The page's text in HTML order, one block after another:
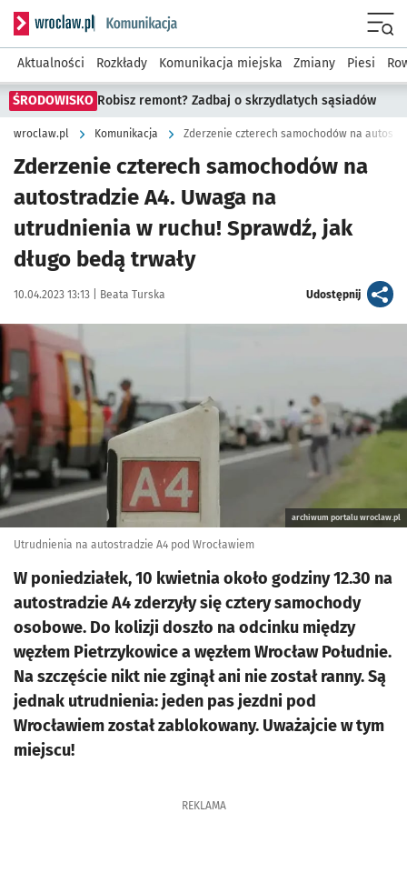
Serwis informacyjny wroclaw.pl podserwis: Komunikacja
Aktualności Rozkłady Komunikacja miejska Zmiany Piesi
ŚRODOWISKO Robisz remont? Zadbaj o skrzydlatych sąsiadów
wroclaw.pl Komunikacja
Zderzenie czterech samochodów na
autostradzie A4. Uwaga na
utrudnienia w ruchu! Sprawdź, jak
długo bedą trwały
Data publikacji:
10.04.2023 13:13 | Autor:
Beata Turska Udostępnijartykuł
Kliknij, aby powiększyć
archiwum portalu wroclaw.pl
Utrudnienia na autostradzie A4 pod Wrocławiem
W poniedziałek, 10 kwietnia około godziny 12.30 na
autostradzie A4 zderzyły się cztery samochody
osobowe. Do kolizji doszło na odcinku między
węzłem Pietrzykowice a węzłem Wrocław Południe.
Na szczęście nikt nie zginął ani nie został ranny. Są
jednak utrudnienia: jeden pas jezdni pod
Wrocławiem został zablokowany. Uważajcie w tym
miejscu!
REKLAMA